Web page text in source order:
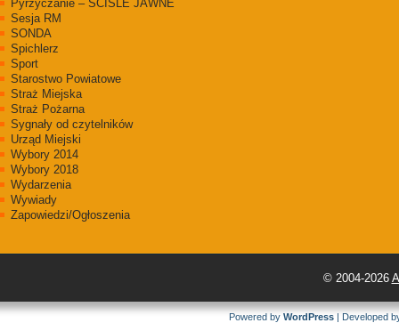
Pyrzyczanie – ŚCIŚLE JAWNE
Sesja RM
SONDA
Spichlerz
Sport
Starostwo Powiatowe
Straż Miejska
Straż Pożarna
Sygnały od czytelników
Urząd Miejski
Wybory 2014
Wybory 2018
Wydarzenia
Wywiady
Zapowiedzi/Ogłoszenia
© 2004-2026
Powered by WordPress | Developed